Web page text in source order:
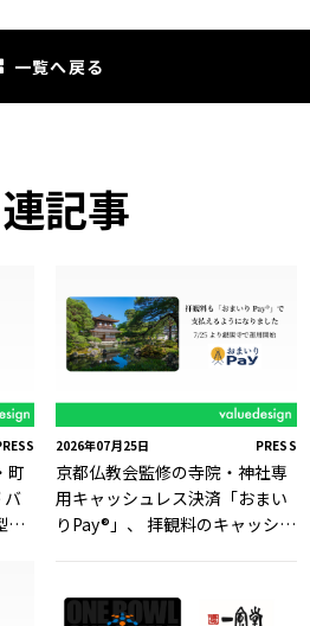
一覧へ戻る
記事
町
バ
独
2026年07月25日 PRESS
京都仏教会監修の寺院・神社専
用キャッシュレス決済「おまい
りPay®」、 拝観料のキャッシュ